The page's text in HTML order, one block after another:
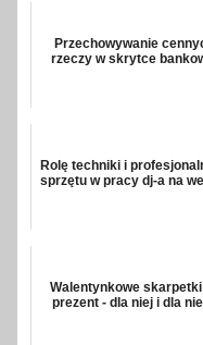
Przechowywanie
rzeczy w skrytce
Rolę techniki i
sprzętu w pracy dj-a na
Walentynkowe skarpetki
prezent - dla niej i dla